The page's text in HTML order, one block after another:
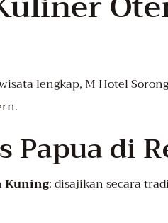
lengkap, M Hotel
Papua di
Kuning: disajikan secara